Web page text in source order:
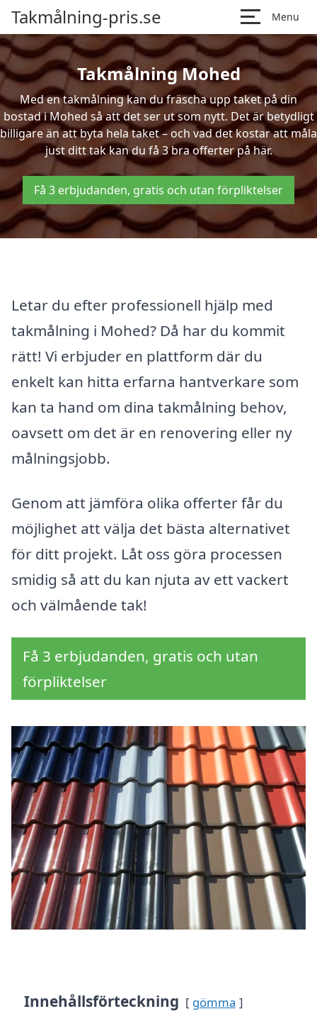
Takmålning-pris.se Menu
Takmålning Mohed
Med en takmålning kan du fräscha upp taket på din
bostad i Mohed så att det ser ut som nytt. Det är betydligt
billigare än att byta hela taket – och vad det kostar att måla
just ditt tak kan du få 3 bra offerter på här.
Få 3 erbjudanden, gratis och utan förpliktelser
Letar du efter professionell hjälp med
takmålning i Mohed? Då har du kommit
rätt! Vi erbjuder en plattform där du
enkelt kan hitta erfarna hantverkare som
kan ta hand om dina takmålning behov,
oavsett om det är en renovering eller ny
målningsjobb.
Genom att jämföra olika offerter får du
möjlighet att välja det bästa alternativet
för ditt projekt. Låt oss göra processen
smidig så att du kan njuta av ett vackert
och välmående tak!
Få 3 erbjudanden, gratis och utan
förpliktelser
Innehållsförteckning gömma